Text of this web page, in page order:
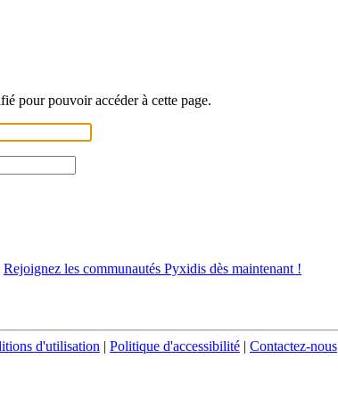
pour pouvoir accéder à cette page.
Rejoignez les communautés Pyxidis dès maintenant !
d'utilisation | Politique d'accessibilité | Contactez-nous